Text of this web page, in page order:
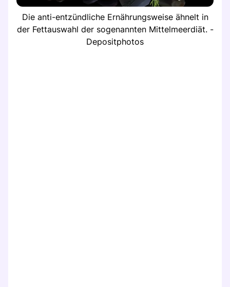
Die anti-entzündliche Ernährungsweise ähnelt in
der Fettauswahl der sogenannten Mittelmeerdiät. -
Depositphotos